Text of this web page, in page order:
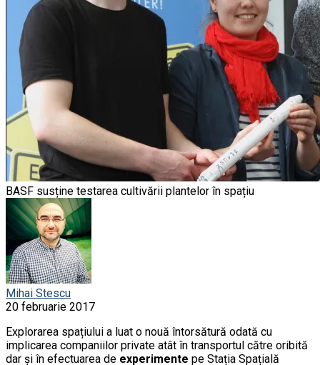
BASF susține testarea cultivării plantelor în spațiu
Mihai Stescu
20 februarie 2017
Explorarea spațiului a luat o nouă întorsătură odată cu
implicarea companiilor private atât în transportul către oribită
dar și în efectuarea de experimente pe Stația Spațială